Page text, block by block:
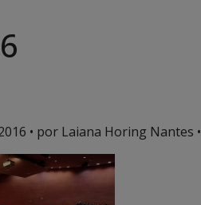
• por Laiana Horing Nantes •